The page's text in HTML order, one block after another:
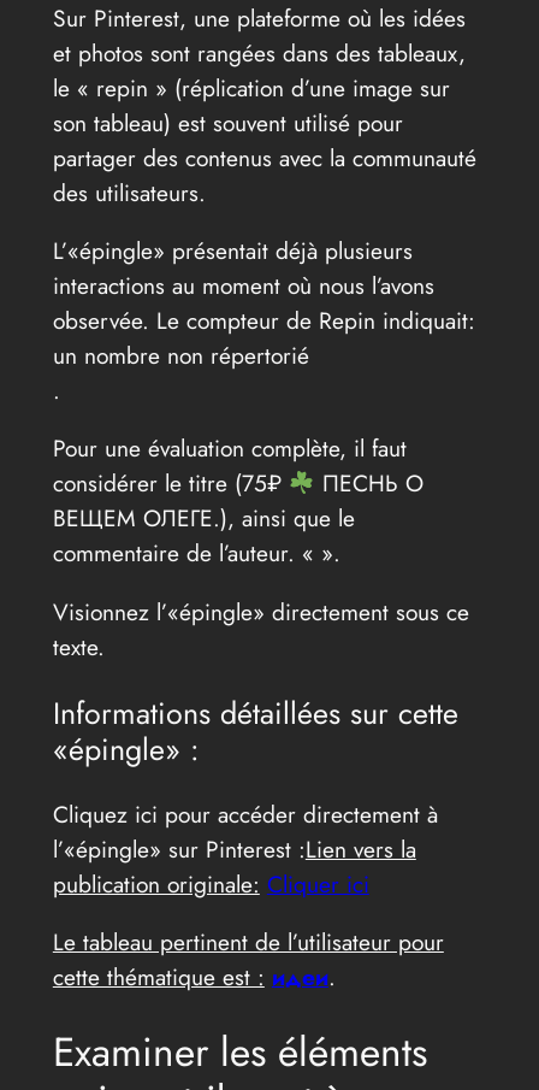
Sur Pinterest, une plateforme où les idées
et photos sont rangées dans des tableaux,
le « repin » (réplication d’une image sur
son tableau) est souvent utilisé pour
partager des contenus avec la communauté
des utilisateurs.
L’«épingle» présentait déjà plusieurs
interactions au moment où nous l’avons
observée. Le compteur de Repin indiquait:
un nombre non répertorié
.
Pour une évaluation complète, il faut
considérer le titre (75₽
ПЕСНЬ О
ВЕЩЕМ ОЛЕГЕ.), ainsi que le
commentaire de l’auteur. « ».
Visionnez l’«épingle» directement sous ce
texte.
Informations détaillées sur cette
«épingle» :
Cliquez ici pour accéder directement à
l’«épingle» sur Pinterest :Lien vers la
publication originale: Cliquer ici
Le tableau pertinent de l’utilisateur pour
cette thématique est : идеи.
Examiner les éléments